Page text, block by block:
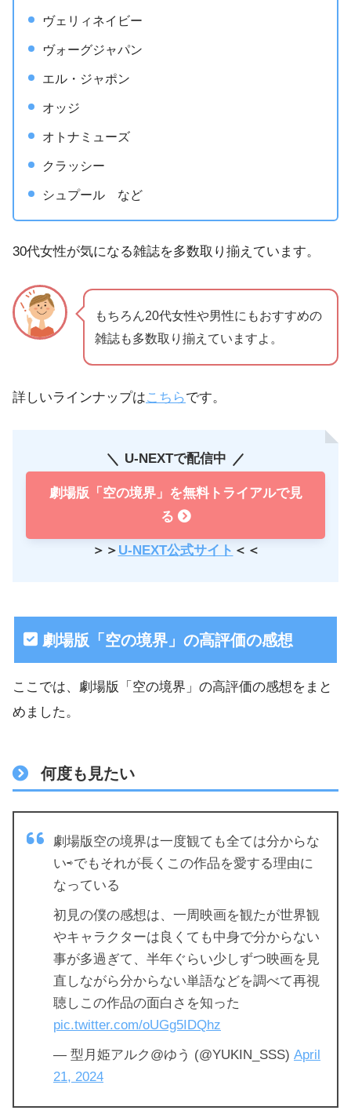
ヴェリィネイビー
ヴォーグジャパン
エル・ジャポン
オッジ
オトナミューズ
クラッシー
シュプール など
30代女性が気になる雑誌を多数取り揃えています。
もちろん20代女性や男性にもおすすめの
雑誌も多数取り揃えていますよ。
詳しいラインナップはこちらです。
U-NEXTで配信中
劇場版「空の境界」を無料トライアルで見
る
＞＞ U-NEXT公式サイト ＜＜
劇場版「空の境界」の高評価の感想
ここでは、劇場版「空の境界」の高評価の感想をまと
めました。
何度も見たい
劇場版空の境界は一度観ても全ては分からな
い⇨でもそれが長くこの作品を愛する理由に
なっている
初見の僕の感想は、一周映画を観たが世界観
やキャラクターは良くても中身で分からない
事が多過ぎて、半年ぐらい少しずつ映画を見
直しながら分からない単語などを調べて再視
聴しこの作品の面白さを知った
pic.twitter.com/oUGg5IDQhz
— 型月姫アルク@ゆう (@YUKIN_SSS) April
21, 2024